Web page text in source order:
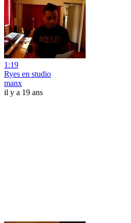
1:19
Ryes en studio
manx
il y a 19 ans